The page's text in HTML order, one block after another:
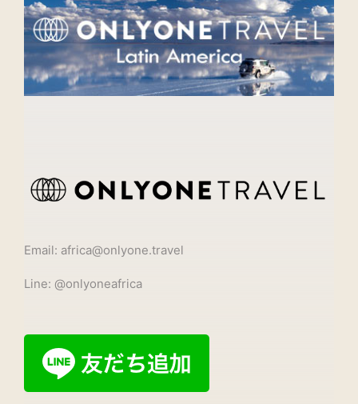
Email: africa@onlyone.travel
Line: @onlyoneafrica